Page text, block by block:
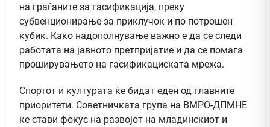
на граѓаните за гасификација, преку
субвенционирање за приклучок и по потрошен
кубик. Како надополнување важно е да се следи
работата на јавното претпријатие и да се помага
проширувањето на гасификациската мрежа.
Спортот и културата ќе бидат еден од главните
приоритети. Советничката група на ВМРО-ДПМНЕ
ќе стави фокус на развојот на младинскиот и